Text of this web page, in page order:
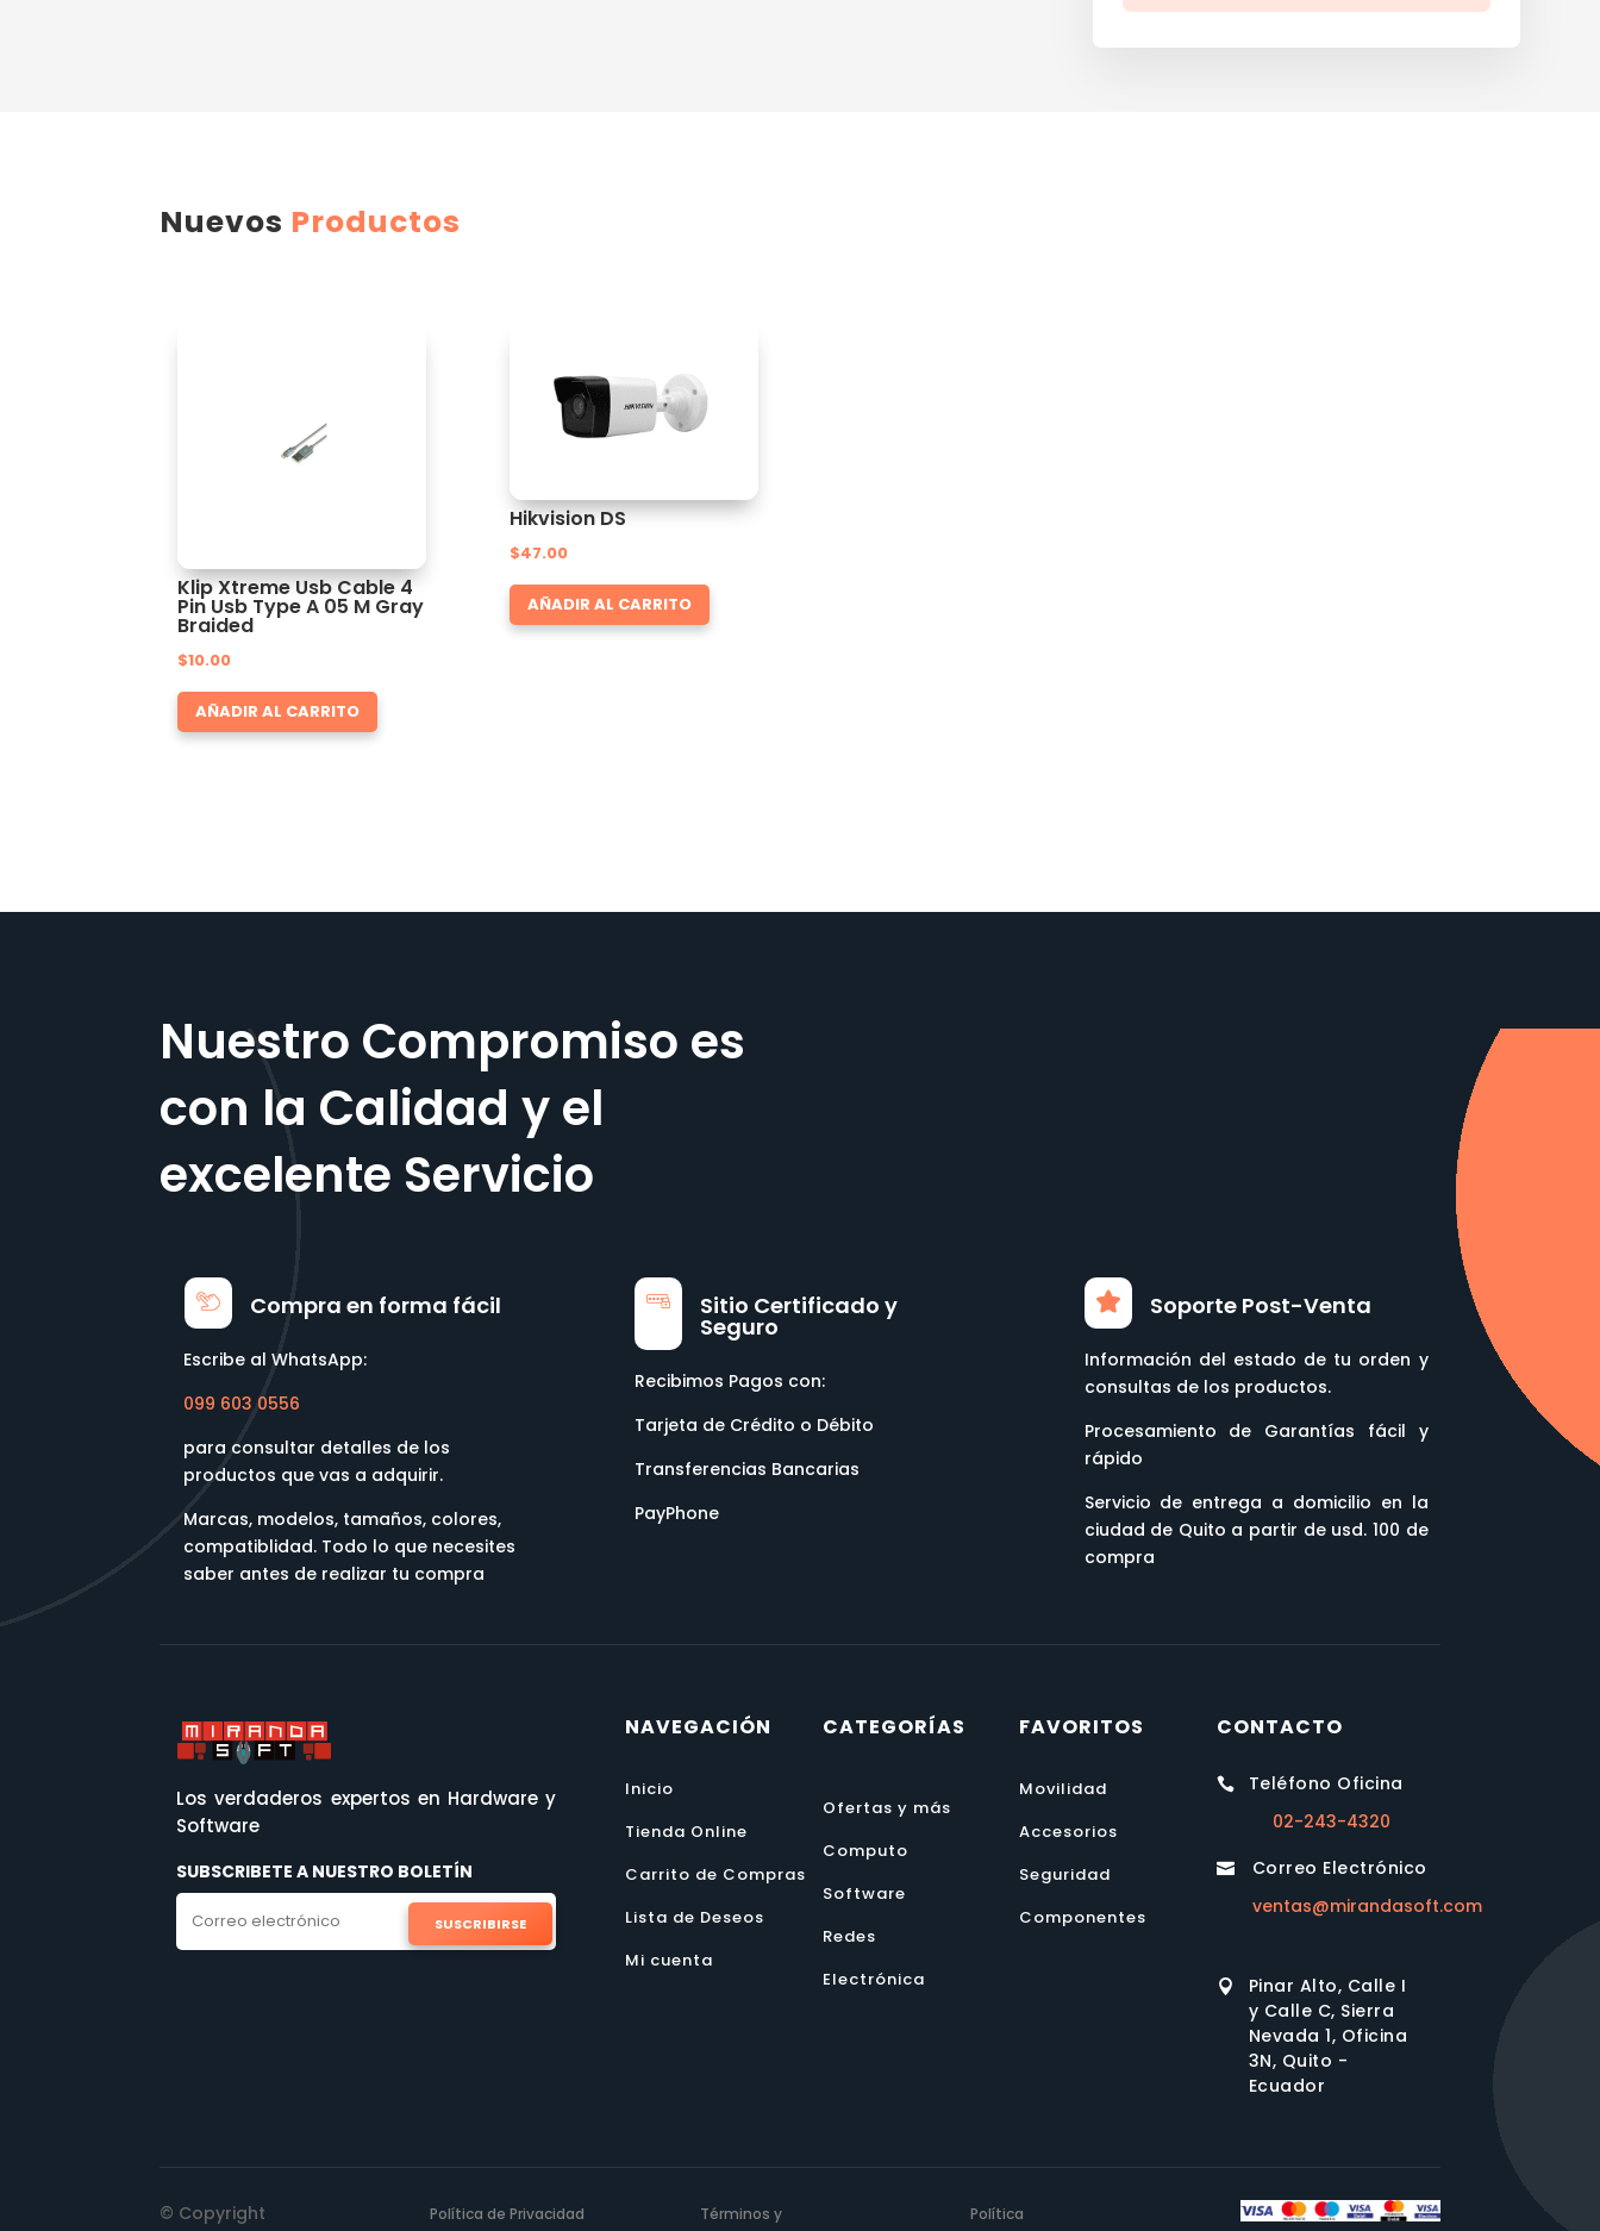
Nuevos Productos
Klip Xtreme Usb Cable 4
Pin Usb Type A 05 M Gray
Braided
$10.00
AÑADIR AL CARRITO
Hikvision DS
$47.00
AÑADIR AL CARRITO
Nuestro Compromiso es
con la Calidad y el
excelente Servicio
Compra en forma fácil
Escribe al WhatsApp:
099 603 0556
para consultar detalles de los
productos que vas a adquirir.
Marcas, modelos, tamaños, colores,
compatiblidad. Todo lo que necesites
saber antes de realizar tu compra
Sitio Certificado y
Seguro
Recibimos Pagos con:
Tarjeta de Crédito o Débito
Transferencias Bancarias
PayPhone
Soporte Post-Venta
Información del estado de tu orden y
consultas de los productos.
Procesamiento de Garantías fácil y
rápido
Servicio de entrega a domicilio en la
ciudad de Quito a partir de usd. 100 de
compra
Los verdaderos expertos en Hardware y
Software
SUBSCRIBETE A NUESTRO BOLETÍN
SUSCRIBIRSE
NAVEGACIÓN
Inicio
Tienda Online
Carrito de Compras
Lista de Deseos
Mi cuenta
CATEGORÍAS
Ofertas y más
Computo
Software
Redes
Electrónica
FAVORITOS
Movilidad
Accesorios
Seguridad
Componentes
CONTACTO

Teléfono Oficina
02-243-4320

Correo Electrónico
ventas@mirandasoft.com

Pinar Alto, Calle I
y Calle C, Sierra
Nevada 1, Oficina
3N, Quito -
Ecuador
© Copyright
Política de Privacidad
Términos y
Política